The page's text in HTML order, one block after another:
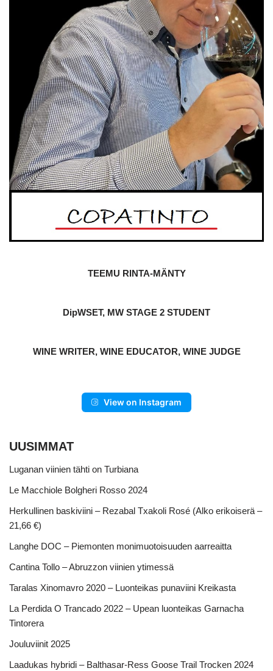
TEEMU RINTA-MÄNTY
DipWSET, MW STAGE 2 STUDENT
WINE WRITER, WINE EDUCATOR, WINE JUDGE
View on Instagram
UUSIMMAT
Luganan viinien tähti on Turbiana
Le Macchiole Bolgheri Rosso 2024
Herkullinen baskiviini – Rezabal Txakoli Rosé (Alko erikoiserä –
21,66 €)
Langhe DOC – Piemonten monimuotoisuuden aarreaitta
Cantina Tollo – Abruzzon viinien ytimessä
Taralas Xinomavro 2020 – Luonteikas punaviini Kreikasta
La Perdida O Trancado 2022 – Upean luonteikas Garnacha
Tintorera
Jouluviinit 2025
Laadukas hybridi – Balthasar-Ress Goose Trail Trocken 2024